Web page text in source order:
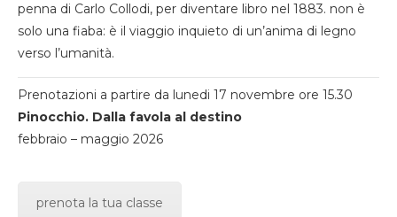
penna di Carlo Collodi, per diventare libro nel 1883. non è
solo una fiaba: è il viaggio inquieto di un’anima di legno
verso l’umanità.
Prenotazioni a partire da lunedi 17 novembre ore 15.30
Pinocchio. Dalla favola al destino
febbraio – maggio 2026
prenota la tua classe